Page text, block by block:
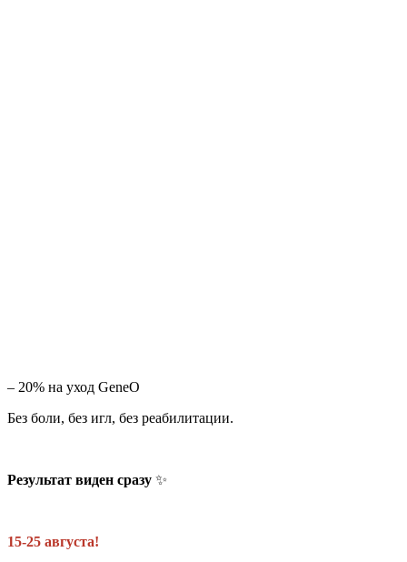
– 20% на уход GeneO
Без боли, без игл, без реабилитации.
Результат виден сразу ✨
15-25 августа!